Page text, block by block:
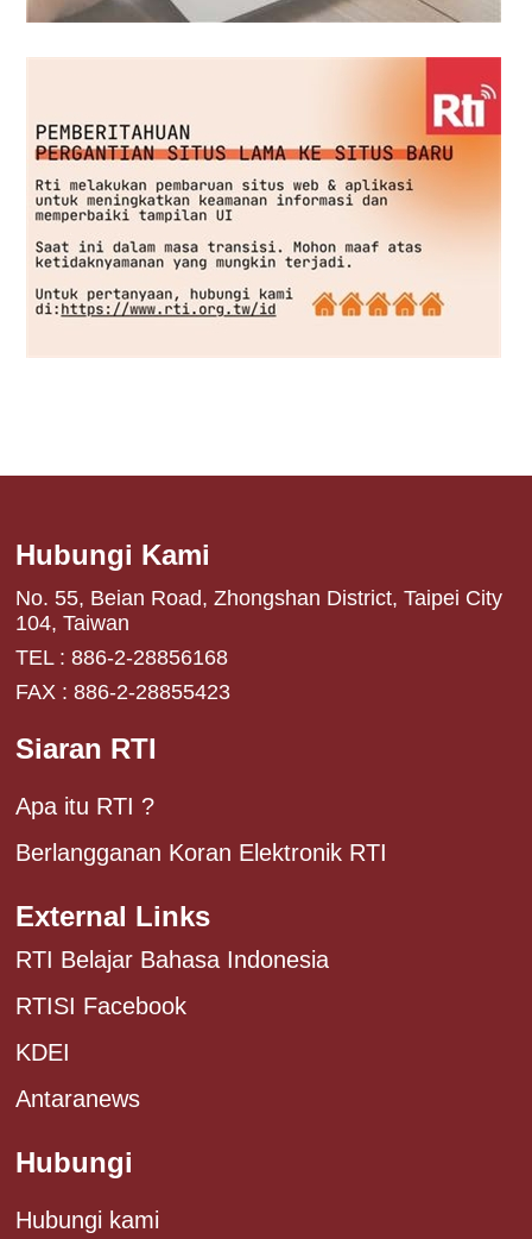
Hubungi Kami
No. 55, Beian Road, Zhongshan District, Taipei City
104, Taiwan
TEL : 886-2-28856168
FAX : 886-2-28855423
Siaran RTI
Apa itu RTI ?
Berlangganan Koran Elektronik RTI
External Links
RTI Belajar Bahasa Indonesia
RTISI Facebook
KDEI
Antaranews
Hubungi
Hubungi kami